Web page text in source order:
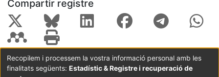
Compartir registre
Coordinació:CRAI UB Avís legal
Metadades
Recopilem i processem la vostra informació personal amb les
finalitats següents: Estadístic & Registre i recuperació de